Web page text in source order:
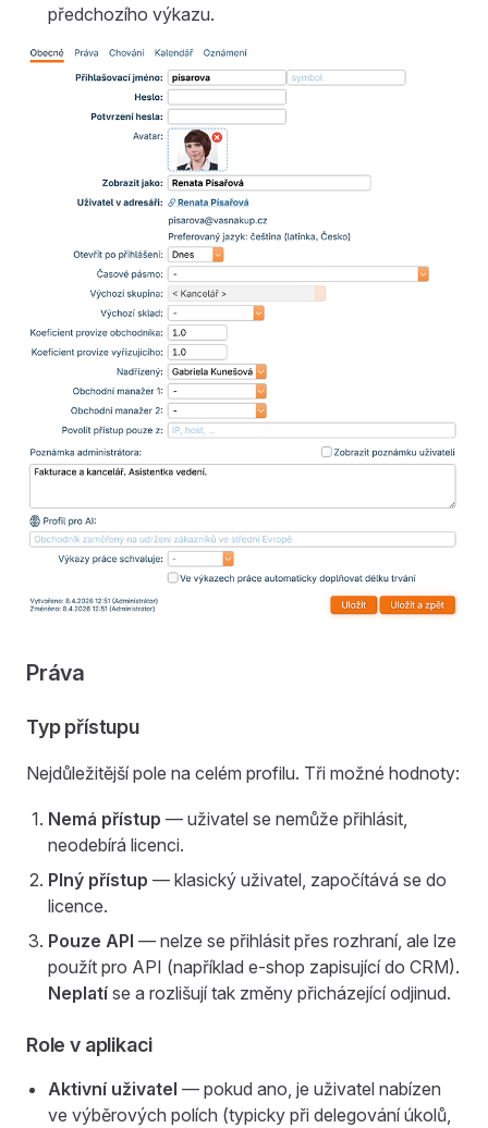
předchozího výkazu.
Práva
Typ přístupu
Nejdůležitější pole na celém profilu. Tři možné hodnoty:
Nemá přístup — uživatel se nemůže přihlásit,
neodebírá licenci.
Plný přístup — klasický uživatel, započítává se do
licence.
Pouze API — nelze se přihlásit přes rozhraní, ale lze
použít pro API (například e-shop zapisující do CRM).
Neplatí se a rozlišují tak změny přicházející odjinud.
Role v aplikaci
Aktivní uživatel — pokud ano, je uživatel nabízen
ve výběrových polích (typicky při delegování úkolů,